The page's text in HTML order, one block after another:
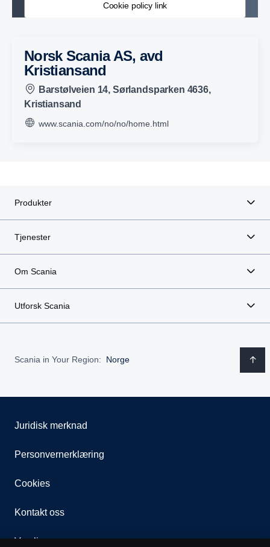
Cookie policy link
Norsk Scania AS, avd
Kristiansand
Barstølveien 14, Sørlandsparken 4636,
Kristiansand
www.scania.com/no/no/home.html
Produkter
Tjenester
Om Scania
Utforsk Scania
Scania in Your Region: Norge
Juridisk merknad
Personvernerklæring
Cookies
Kontakt oss
Varsling